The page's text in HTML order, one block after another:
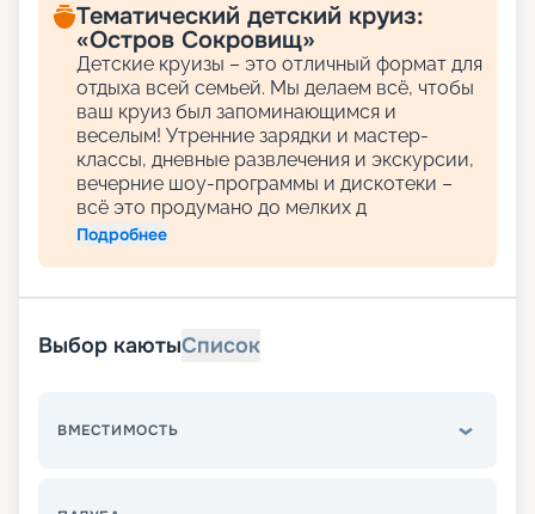
Тематический детский круиз:
«Остров Сокровищ»
Детские круизы – это отличный формат для
отдыха всей семьей. Мы делаем всё, чтобы
ваш круиз был запоминающимся и
веселым! Утренние зарядки и мастер-
классы, дневные развлечения и экскурсии,
вечерние шоу-программы и дискотеки –
всё это продумано до мелких д
Подробнее
Выбор каютыСписок
ВМЕСТИМОСТЬ